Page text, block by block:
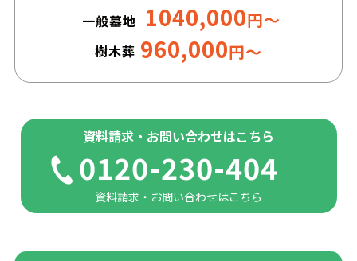
一般墓地 1040,000円～
樹木葬 960,000円～
資料請求・お問い合わせはこちら
0120-230-404
資料請求・お問い合わせはこちら